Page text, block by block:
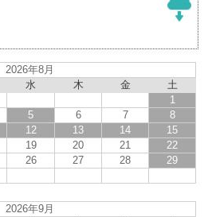
2026年8月
水 木 金
土
1
5 6 7
8
12 13 14
15
19 20 21
22
26 27 28
29
2026年9月